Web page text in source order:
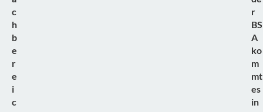
c
h
b
e
r
e
i
c
r
BS
A
ko
m
mt
es
in